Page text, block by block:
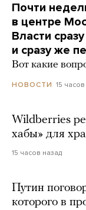
Почти
в центре
Власти
и сразу же
Вот какие
НОВОСТИ 15
Wildberries
хабы» для
15 часов назад
Путин
которого в